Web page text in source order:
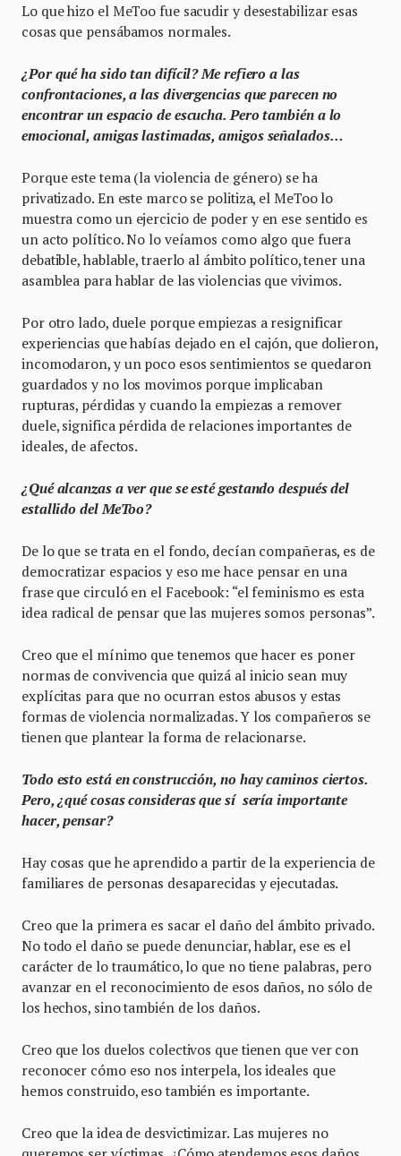
Lo que hizo el MeToo fue sacudir y desestabilizar esas
cosas que pensábamos normales.
¿Por qué ha sido tan difícil? Me refiero a las
confrontaciones, a las divergencias que parecen no
encontrar un espacio de escucha. Pero también a lo
emocional, amigas lastimadas, amigos señalados…
Porque este tema (la violencia de género) se ha
privatizado. En este marco se politiza, el MeToo lo
muestra como un ejercicio de poder y en ese sentido es
un acto político. No lo veíamos como algo que fuera
debatible, hablable, traerlo al ámbito político, tener una
asamblea para hablar de las violencias que vivimos.
Por otro lado, duele porque empiezas a resignificar
experiencias que habías dejado en el cajón, que dolieron,
incomodaron, y un poco esos sentimientos se quedaron
guardados y no los movimos porque implicaban
rupturas, pérdidas y cuando la empiezas a remover
duele, significa pérdida de relaciones importantes de
ideales, de afectos.
¿Qué alcanzas a ver que se esté gestando después del
estallido del MeToo?
De lo que se trata en el fondo, decían compañeras, es de
democratizar espacios y eso me hace pensar en una
frase que circuló en el Facebook: “el feminismo es esta
idea radical de pensar que las mujeres somos personas”.
Creo que el mínimo que tenemos que hacer es poner
normas de convivencia que quizá al inicio sean muy
explícitas para que no ocurran estos abusos y estas
formas de violencia normalizadas. Y los compañeros se
tienen que plantear la forma de relacionarse.
Todo esto está en construcción, no hay caminos ciertos.
Pero, ¿qué cosas consideras que sí sería importante
hacer, pensar?
Hay cosas que he aprendido a partir de la experiencia de
familiares de personas desaparecidas y ejecutadas.
Creo que la primera es sacar el daño del ámbito privado.
No todo el daño se puede denunciar, hablar, ese es el
carácter de lo traumático, lo que no tiene palabras, pero
avanzar en el reconocimiento de esos daños, no sólo de
los hechos, sino también de los daños.
Creo que los duelos colectivos que tienen que ver con
reconocer cómo eso nos interpela, los ideales que
hemos construido, eso también es importante.
Creo que la idea de desvictimizar. Las mujeres no